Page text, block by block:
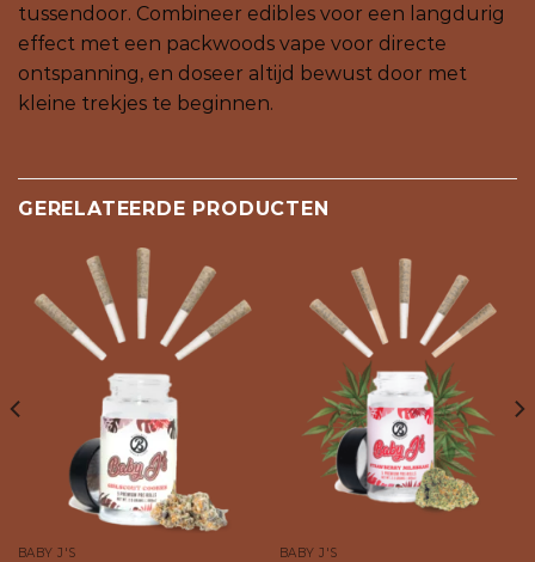
tussendoor. Combineer edibles voor een langdurig
effect met een packwoods vape voor directe
ontspanning, en doseer altijd bewust door met
kleine trekjes te beginnen.
GERELATEERDE PRODUCTEN
BABY J'S BABY J'S